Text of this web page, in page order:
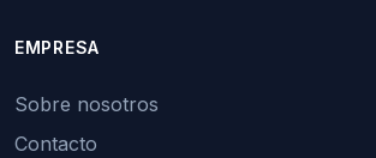
EMPRESA
Sobre nosotros
Contacto